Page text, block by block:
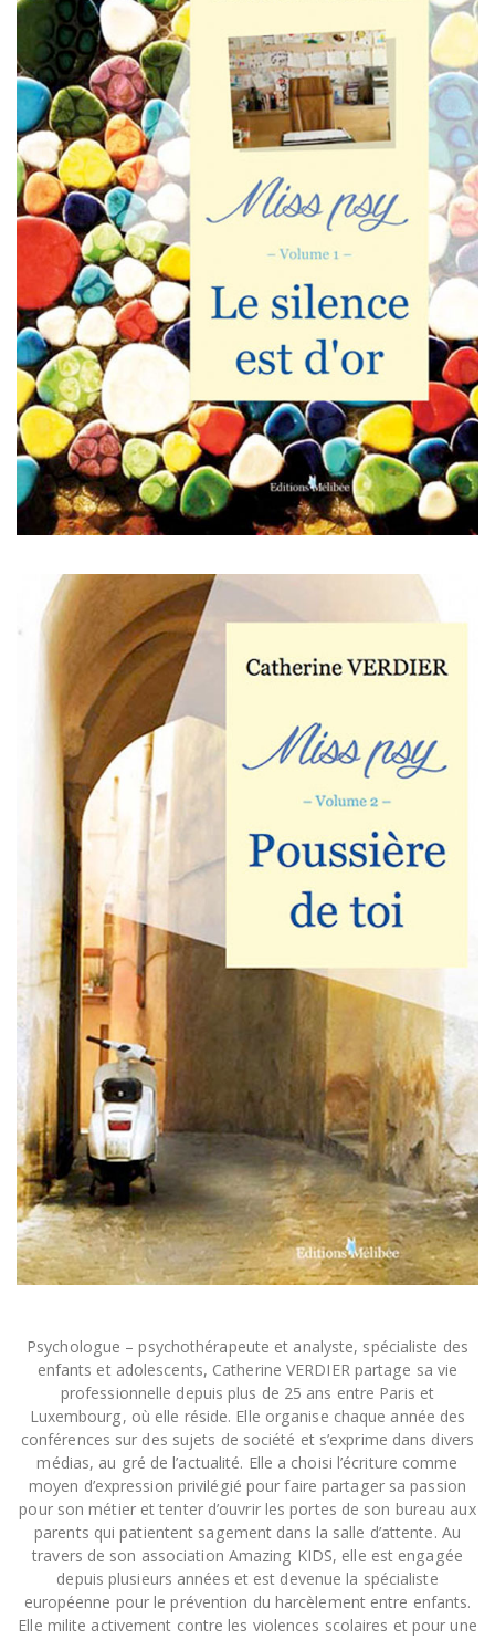
Psychologue – psychothérapeute et analyste, spécialiste des
enfants et adolescents, Catherine VERDIER partage sa vie
professionnelle depuis plus de 25 ans entre Paris et
Luxembourg, où elle réside. Elle organise chaque année des
conférences sur des sujets de société et s’exprime dans divers
médias, au gré de l’actualité. Elle a choisi l’écriture comme
moyen d’expression privilégié pour faire partager sa passion
pour son métier et tenter d’ouvrir les portes de son bureau aux
parents qui patientent sagement dans la salle d’attente. Au
travers de son association Amazing KIDS, elle est engagée
depuis plusieurs années et est devenue la spécialiste
européenne pour le prévention du harcèlement entre enfants.
Elle milite activement contre les violences scolaires et pour une